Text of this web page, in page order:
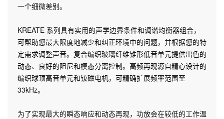
一个细微差别。
KREATE 系列具有实用的声学边界条件和调谐均衡器组合，
可帮助您最大限度地减少和纠正环境中的问题，并根据您的特
定需求调整声音。复合编织玻璃纤维锥形低音单元提供出色的
动态、良好的阻尼和模态分离控制。高频再现源自精心设计的
编织球顶高音单元和钕磁电机，可精确扩展频率范围至
33kHz。
为了实现最大的瞬态响应和动态再现，功放会在较低的工作温